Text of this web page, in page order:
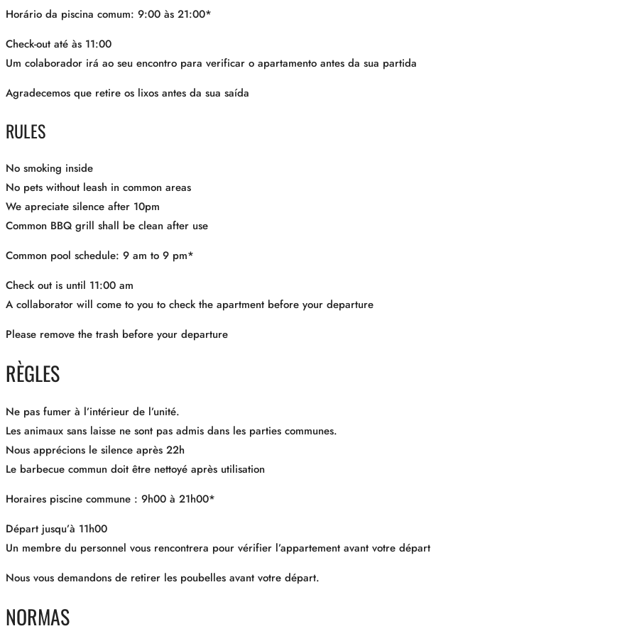
Horário da piscina comum: 9:00 às 21:00*
Check-out até às 11:00
Um colaborador irá ao seu encontro para verificar o apartamento antes da sua partida
Agradecemos que retire os lixos antes da sua saída
RULES
No smoking inside
No pets without leash in common areas
We apreciate silence after 10pm
Common BBQ grill shall be clean after use
Common pool schedule: 9 am to 9 pm*
Check out is until 11:00 am
A collaborator will come to you to check the apartment before your departure
Please remove the trash before your departure
RÈGLES
Ne pas fumer à l’intérieur de l’unité.
Les animaux sans laisse ne sont pas admis dans les parties communes.
Nous apprécions le silence après 22h
Le barbecue commun doit être nettoyé après utilisation
Horaires piscine commune : 9h00 à 21h00*
Départ jusqu’à 11h00
Un membre du personnel vous rencontrera pour vérifier l’appartement avant votre départ
Nous vous demandons de retirer les poubelles avant votre départ.
NORMAS